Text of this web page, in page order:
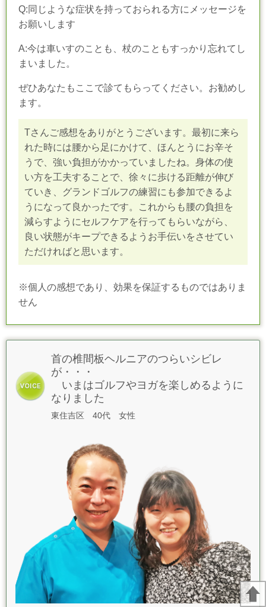
Q:同じような症状を持っておられる方にメッセージを
お願いします
A:今は車いすのことも、杖のこともすっかり忘れてし
まいました。
ぜひあなたもここで診てもらってください。お勧めし
ます。
Tさんご感想をありがとうございます。最初に来ら
れた時には腰から足にかけて、ほんとうにお辛そ
うで、強い負担がかかっていましたね。身体の使
い方を工夫することで、徐々に歩ける距離が伸び
ていき、グランドゴルフの練習にも参加できるよ
うになって良かったです。これからも腰の負担を
減らすようにセルフケアを行ってもらいながら、
良い状態がキープできるようお手伝いをさせてい
ただければと思います。
※個人の感想であり、効果を保証するものではありま
せん
首の椎間板ヘルニアのつらいシビレ
が・・・
いまはゴルフやヨガを楽しめるように
なりました
東住吉区 40代 女性